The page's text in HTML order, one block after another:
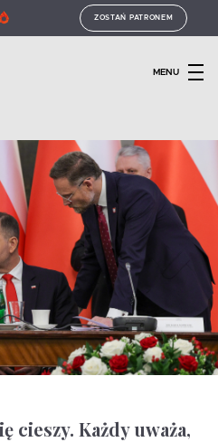
ZOSTAŃ PATRONEM
MENU
cieszy. Każdy uważa,